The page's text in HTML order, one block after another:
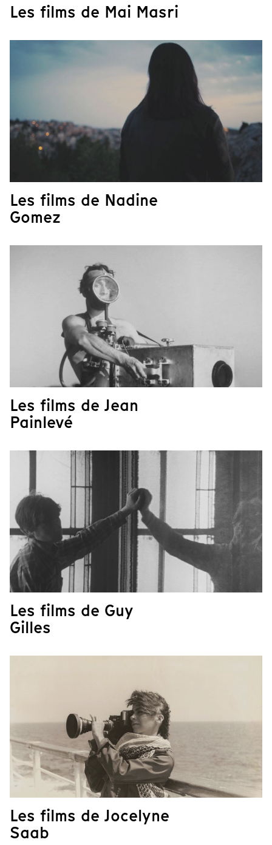
Les films de Mai Masri
Les films de Nadine
Gomez
Les films de Jean
Painlevé
Les films de Guy
Gilles
Les films de Jocelyne
Saab